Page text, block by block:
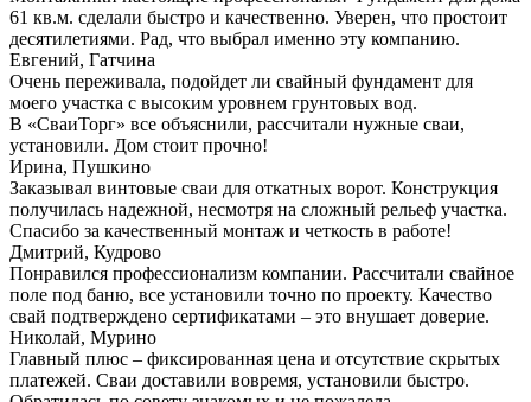
61 кв.м. сделали быстро и качественно. Уверен, что простоит
десятилетиями. Рад, что выбрал именно эту компанию.
Евгений, Гатчина
Очень переживала, подойдет ли свайный фундамент для
моего участка с высоким уровнем грунтовых вод.
В «СваиТорг» все объяснили, рассчитали нужные сваи,
установили. Дом стоит прочно!
Ирина, Пушкино
Заказывал винтовые сваи для откатных ворот. Конструкция
получилась надежной, несмотря на сложный рельеф участка.
Спасибо за качественный монтаж и четкость в работе!
Дмитрий, Кудрово
Понравился профессионализм компании. Рассчитали свайное
поле под баню, все установили точно по проекту. Качество
свай подтверждено сертификатами – это внушает доверие.
Николай, Мурино
Главный плюс – фиксированная цена и отсутствие скрытых
платежей. Сваи доставили вовремя, установили быстро.